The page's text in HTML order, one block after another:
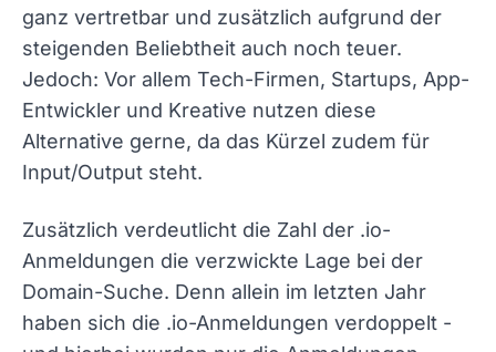
ganz vertretbar und zusätzlich aufgrund der
steigenden Beliebtheit auch noch teuer.
Jedoch: Vor allem Tech-Firmen, Startups, App-
Entwickler und Kreative nutzen diese
Alternative gerne, da das Kürzel zudem für
Input/Output steht.
Zusätzlich verdeutlicht die Zahl der .io-
Anmeldungen die verzwickte Lage bei der
Domain-Suche. Denn allein im letzten Jahr
haben sich die .io-Anmeldungen verdoppelt -